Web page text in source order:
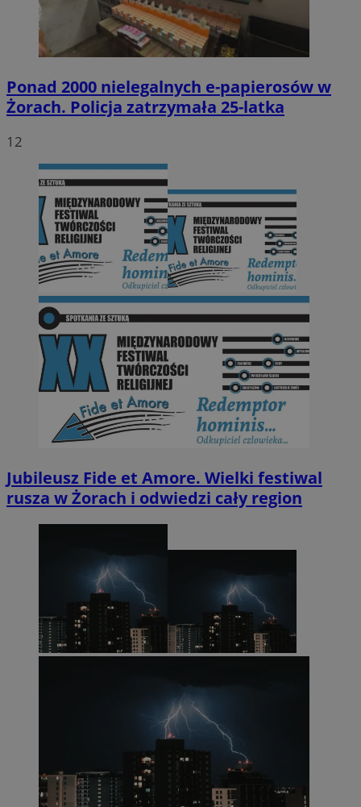
Ponad 2000 nielegalnych e-papierosów w
Żorach. Policja zatrzymała 25-latka
12
Jubileusz Fide et Amore. Wielki festiwal
rusza w Żorach i odwiedzi cały region